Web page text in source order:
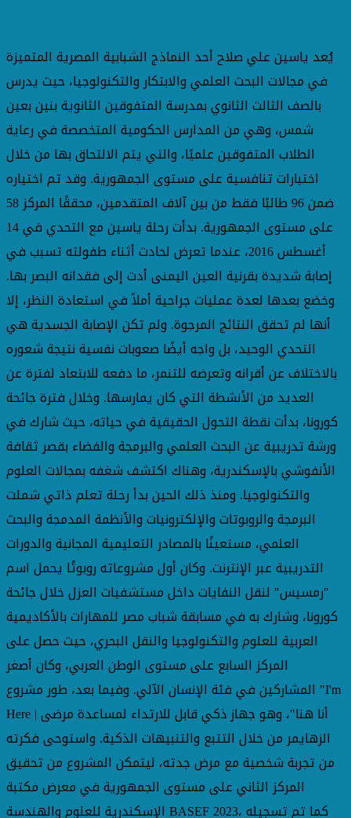
يُعد ياسين علي صلاح أحد النماذج الشبابية المصرية المتميزة
في مجالات البحث العلمي والابتكار والتكنولوجيا، حيث يدرس
بالصف الثالث الثانوي بمدرسة المتفوقين الثانوية بنين بعين
شمس، وهي من المدارس الحكومية المتخصصة في رعاية
الطلاب المتفوقين علميًا، والتي يتم الالتحاق بها من خلال
اختبارات تنافسية على مستوى الجمهورية. وقد تم اختياره
ضمن 96 طالبًا فقط من بين آلاف المتقدمين، محققًا المركز 58
على مستوى الجمهورية. بدأت رحلة ياسين مع التحدي في 14
أغسطس 2016، عندما تعرض لحادث أثناء طفولته تسبب في
إصابة شديدة بقرنية العين اليمنى أدت إلى فقدانه البصر بها.
وخضع بعدها لعدة عمليات جراحية أملاً في استعادة النظر، إلا
أنها لم تحقق النتائج المرجوة. ولم تكن الإصابة الجسدية هي
التحدي الوحيد، بل واجه أيضًا صعوبات نفسية نتيجة شعوره
بالاختلاف عن أقرانه وتعرضه للتنمر، ما دفعه للابتعاد لفترة عن
العديد من الأنشطة التي كان يمارسها. وخلال فترة جائحة
كورونا، بدأت نقطة التحول الحقيقية في حياته، حيث شارك في
ورشة تدريبية عن البحث العلمي والبرمجة والفضاء بقصر ثقافة
الأنفوشي بالإسكندرية، وهناك اكتشف شغفه بمجالات العلوم
والتكنولوجيا. ومنذ ذلك الحين بدأ رحلة تعلم ذاتي شملت
البرمجة والروبوتات والإلكترونيات والأنظمة المدمجة والبحث
العلمي، مستعينًا بالمصادر التعليمية المجانية والدورات
التدريبية عبر الإنترنت. وكان أول مشروعاته روبوتًا يحمل اسم
"رمسيس" لنقل النفايات داخل مستشفيات العزل خلال جائحة
كورونا، وشارك به في مسابقة شباب مصر للمهارات بالأكاديمية
العربية للعلوم والتكنولوجيا والنقل البحري، حيث حصل على
المركز السابع على مستوى الوطن العربي، وكان أصغر
المشاركين في فئة الإنسان الآلي. وفيما بعد، طور مشروع "I'm
Here | أنا هنا"، وهو جهاز ذكي قابل للارتداء لمساعدة مرضى
الزهايمر من خلال التتبع والتنبيهات الذكية. واستوحى فكرته
من تجربة شخصية مع مرض جدته، ليتمكن المشروع من تحقيق
المركز الثاني على مستوى الجمهورية في معرض مكتبة
الإسكندرية للعلوم والهندسة BASEF 2023، كما تم تسجيله